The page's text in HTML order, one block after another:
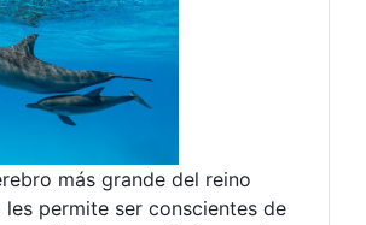
más grande del reino
les permite ser conscientes de